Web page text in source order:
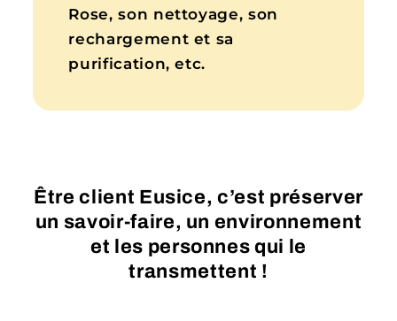
Rose, son nettoyage, son
rechargement et sa
purification, etc.
Être client Eusice, c’est préserver
un savoir-faire, un environnement
et les personnes qui le
transmettent !